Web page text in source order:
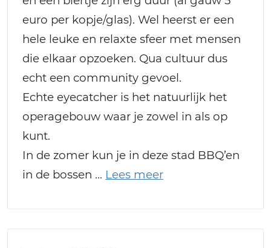
euro per kopje/glas). Wel heerst er een
hele leuke en relaxte sfeer met mensen
die elkaar opzoeken. Qua cultuur dus
echt een community gevoel.
Echte eyecatcher is het natuurlijk het
operagebouw waar je zowel in als op
kunt.
In de zomer kun je in deze stad BBQ’en
in de bossen